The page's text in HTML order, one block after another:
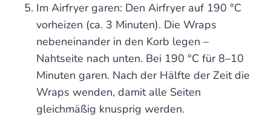
Im Airfryer garen: Den Airfryer auf 190 °C
vorheizen (ca. 3 Minuten). Die Wraps
nebeneinander in den Korb legen –
Nahtseite nach unten. Bei 190 °C für 8–10
Minuten garen. Nach der Hälfte der Zeit die
Wraps wenden, damit alle Seiten
gleichmäßig knusprig werden.